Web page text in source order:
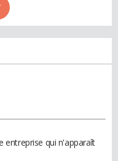
entreprise qui n'apparaît